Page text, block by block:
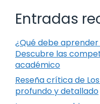
Entradas
¿Qué debe
Descubre las
académico
Reseña crítica de
profundo y detallado